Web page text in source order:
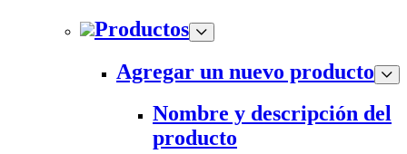
Productos
Agregar un nuevo producto
Nombre y descripción del
producto